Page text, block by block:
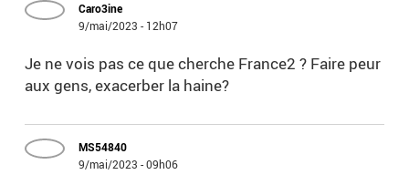
Caro3ine
9/mai/2023 - 12h07
Je ne vois pas ce que cherche France2 ? Faire peur
aux gens, exacerber la haine?
MS54840
9/mai/2023 - 09h06